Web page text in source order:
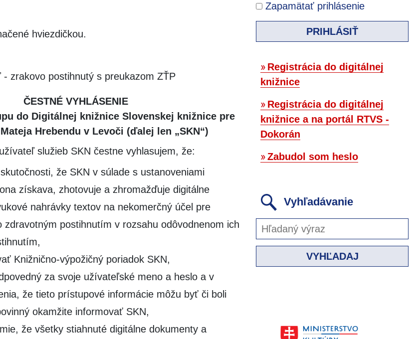
hviezdičkou.
- zrakovo postihnutý s preukazom ZŤP
ČESTNÉ VYHLÁSENIE
do Digitálnej knižnice Slovenskej knižnice pre
Hrebendu v Levoči (ďalej len „SKN“)
služieb SKN čestne vyhlasujem, že:
že SKN v súlade s ustanoveniami
získava, zhotovuje a zhromažďuje digitálne
nahrávky textov na nekomerčný účel pre
zdravotným postihnutím v rozsahu odôvodnenom ich
Knižnično-výpožičný poriadok SKN,
za svoje užívateľské meno a heslo a v
že tieto prístupové informácie môžu byť či boli
okamžite informovať SKN,
že všetky stiahnuté digitálne dokumenty a
Zapamätať prihlásenie
PRIHLÁSIŤ
Registrácia do digitálnej
knižnice
Registrácia do digitálnej
knižnice a na portál RTVS -
Dokorán
Zabudol som heslo
Vyhľadávanie
VYHĽADAJ